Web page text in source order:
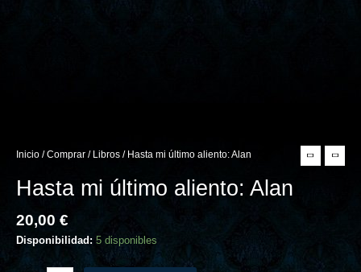
Inicio/Comprar/ Libros/ Hasta mi último aliento: Alan
Hasta mi último aliento: Alan
20,00 €
Disponibilidad: 5 disponibles